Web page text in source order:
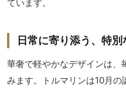
ています。
日常に寄り添う、特別
華奢で軽やかなデザインは、
みます。トルマリンは10月